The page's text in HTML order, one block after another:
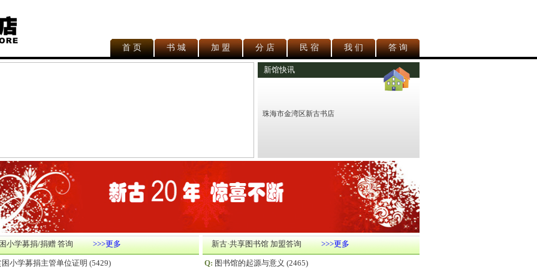
首 页 书 城 加 盟 分 店 民 宿 我 们 答 询
新馆快讯
珠海市金湾区新古书店
小学募捐/捐赠 答询 >>>更多
困小学募捐主管单位证明 (5429)
新古·共享图书馆 加盟答询 >>>更多
Q: 图书馆的起源与意义 (2465)